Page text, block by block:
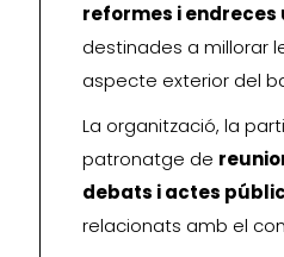
reformes i
destinades a millorar
aspecte exterior del
La organització, la
patronatge de
debats i actes
relacionats amb el